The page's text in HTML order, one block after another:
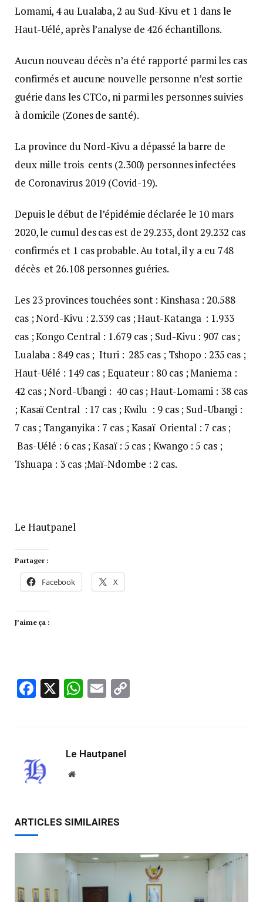
Lomami, 4 au Lualaba, 2 au Sud-Kivu et 1 dans le
Haut-Uélé, après l’analyse de 426 échantillons.
Aucun nouveau décès n’a été rapporté parmi les cas
confirmés et aucune nouvelle personne n’est sortie
guérie dans les CTCo, ni parmi les personnes suivies
à domicile (Zones de santé).
La province du Nord-Kivu a dépassé la barre de
deux mille trois cents (2.300) personnes infectées
de Coronavirus 2019 (Covid-19).
Depuis le début de l’épidémie déclarée le 10 mars
2020, le cumul des cas est de 29.233, dont 29.232 cas
confirmés et 1 cas probable. Au total, il y a eu 748
décès et 26.108 personnes guéries.
Les 23 provinces touchées sont : Kinshasa : 20.588
cas ; Nord-Kivu : 2.339 cas ; Haut-Katanga : 1.933
cas ; Kongo Central : 1.679 cas ; Sud-Kivu : 907 cas ;
Lualaba : 849 cas ; Ituri : 285 cas ; Tshopo : 235 cas ;
Haut-Uélé : 149 cas ; Equateur : 80 cas ; Maniema :
42 cas ; Nord-Ubangi : 40 cas ; Haut-Lomami : 38 cas
; Kasaï Central : 17 cas ; Kwilu : 9 cas ; Sud-Ubangi :
7 cas ; Tanganyika : 7 cas ; Kasaï Oriental : 7 cas ;
Bas-Uélé : 6 cas ; Kasaï : 5 cas ; Kwango : 5 cas ;
Tshuapa : 3 cas ;Maï-Ndombe : 2 cas.
Le Hautpanel
Partager :
Facebook X
J’aime ça :
Facebook
X WhatsApp
Email
Le Hautpanel
Website
ARTICLES SIMILAIRES